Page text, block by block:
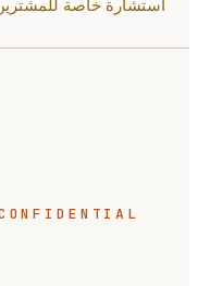
استشارة خاصة للمشترين